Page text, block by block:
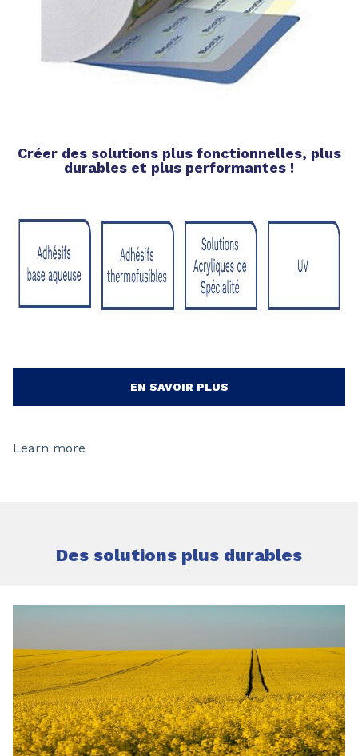
Créer des solutions plus fonctionnelles, plus
durables et plus performantes !
EN SAVOIR PLUS
Learn more
Des solutions plus durables